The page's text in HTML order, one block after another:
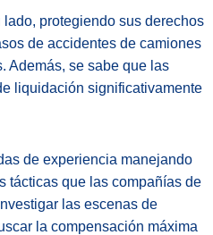
protegiendo sus derechos
de accidentes de camiones
Además, se sabe que las
liquidación significativamente
de experiencia manejando
tácticas que las compañías de
las escenas de
la compensación máxima